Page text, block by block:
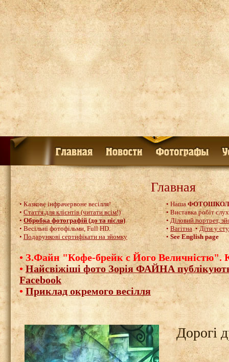
Главная
• Казкове інфрачервоне весілля!
• Стаття для клієнтів (читати всім!)
• Обробка фотографій (до та після)
•Весільні фотофільми, Full HD.
•Подарункові сертифікати на зйомку
• Наша
• Виставка робіт
•Діловий портрет,
• Вагітна • Діти у
• See English page
•З.Файн "Кофе-брейк с Його Величністю".
• Найсвіжіші фото Зорія ФАЙНА
Facebook
• Приклад окремого весілля
Дорогі